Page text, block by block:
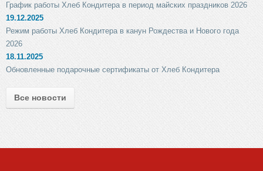
График работы Хлеб Кондитера в период майских праздников 2026
19.12.2025
Режим работы Хлеб Кондитера в канун Рождества и Нового года
2026
18.11.2025
Обновленные подарочные сертификаты от Хлеб Кондитера
Все новости